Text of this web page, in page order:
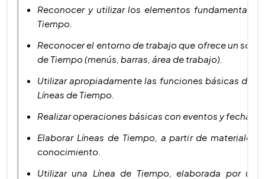
Reconocer y utilizar los elementos fundamentales
Tiempo.
Reconocer el entorno de trabajo que ofrece un
de Tiempo (menús, barras, área de trabajo).
Utilizar apropiadamente las funciones básicas de
Líneas de Tiempo.
Realizar operaciones básicas con eventos y fechas.
Elaborar Líneas de Tiempo, a partir de materiales
conocimiento.
Utilizar una Línea de Tiempo, elaborada por un